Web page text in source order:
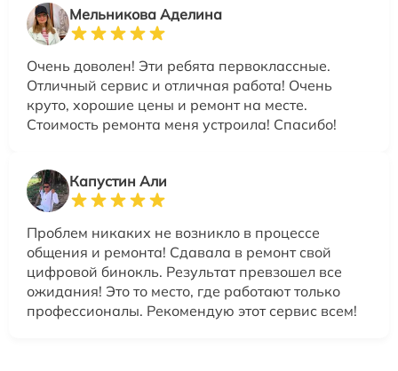
Мельникова Аделина
Очень доволен! Эти ребята первоклассные.
Отличный сервис и отличная работа! Очень
круто, хорошие цены и ремонт на месте.
Стоимость ремонта меня устроила! Спасибо!
Капустин Али
Проблем никаких не возникло в процессе
общения и ремонта! Сдавала в ремонт свой
цифровой бинокль. Результат превзошел все
ожидания! Это то место, где работают только
профессионалы. Рекомендую этот сервис всем!